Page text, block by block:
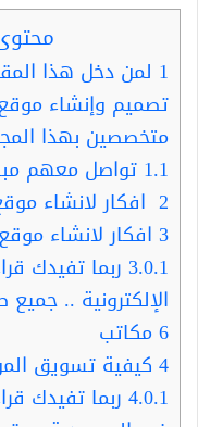
1 لمن دخل هذا
تصميم وإنشاء
متخصصين بهذا
1.1 تواصل معهم
2 افكار لانشاء
3 افكار لانشاء
3.0.1 ربما تفيدك
الإلكترونية ..
6 مكاتب
4 كيفية تسويق
4.0.1 ربما تفيدك